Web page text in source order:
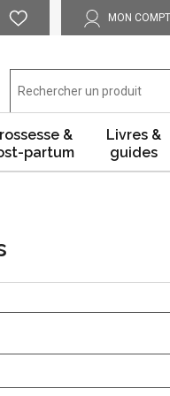
MON
&
partum
Livres &
guides